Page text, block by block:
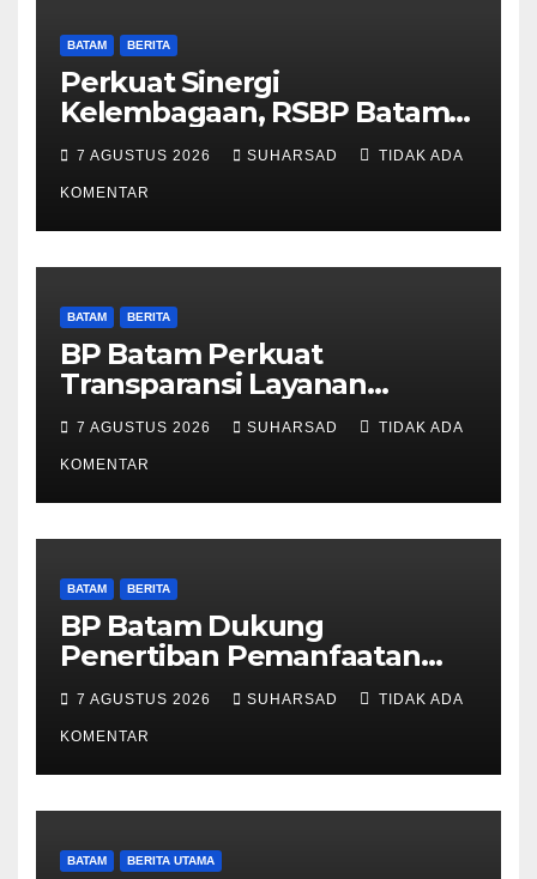
BATAM BERITA
Perkuat Sinergi
Kelembagaan, RSBP Batam
dan BPOM Pastikan
Pelayanan dan Ketersediaan
Obat Aman
7 AGUSTUS 2026 SUHARSAD TIDAK ADA
KOMENTAR
BATAM BERITA
BP Batam Perkuat
Transparansi Layanan
Pertanahan, Alokasi Tanah
Reguler Segera Hadir Melalui
LMS
7 AGUSTUS 2026 SUHARSAD TIDAK ADA
KOMENTAR
BATAM BERITA
BP Batam Dukung
Penertiban Pemanfaatan
Ruang Laut Sesuai
Ketentuan Peraturan
Perundang-undangan
7 AGUSTUS 2026 SUHARSAD TIDAK ADA
KOMENTAR
BATAM BERITA UTAMA